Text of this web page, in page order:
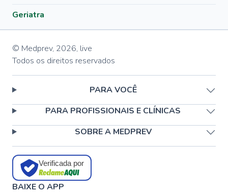
Geriatra
© Medprev, 2026, live
Todos os direitos reservados
PARA VOCÊ
PARA PROFISSIONAIS E CLÍNICAS
SOBRE A MEDPREV
Verificada por
BAIXE O APP